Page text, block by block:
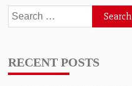
Search
for:
RECENT POSTS